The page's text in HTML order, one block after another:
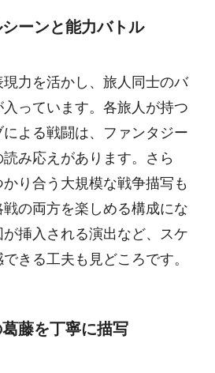
ーンと能力バトル
力を活かし、旅人同士のバ
入っています。各旅人が持つ
よる戦闘は、ファンタジー
み応えがあります。さら
り合う大規模な戦争描写も
の両方を楽しめる構成にな
挿入される演出など、スケ
きる工夫も見どころです。
藤を丁寧に描写